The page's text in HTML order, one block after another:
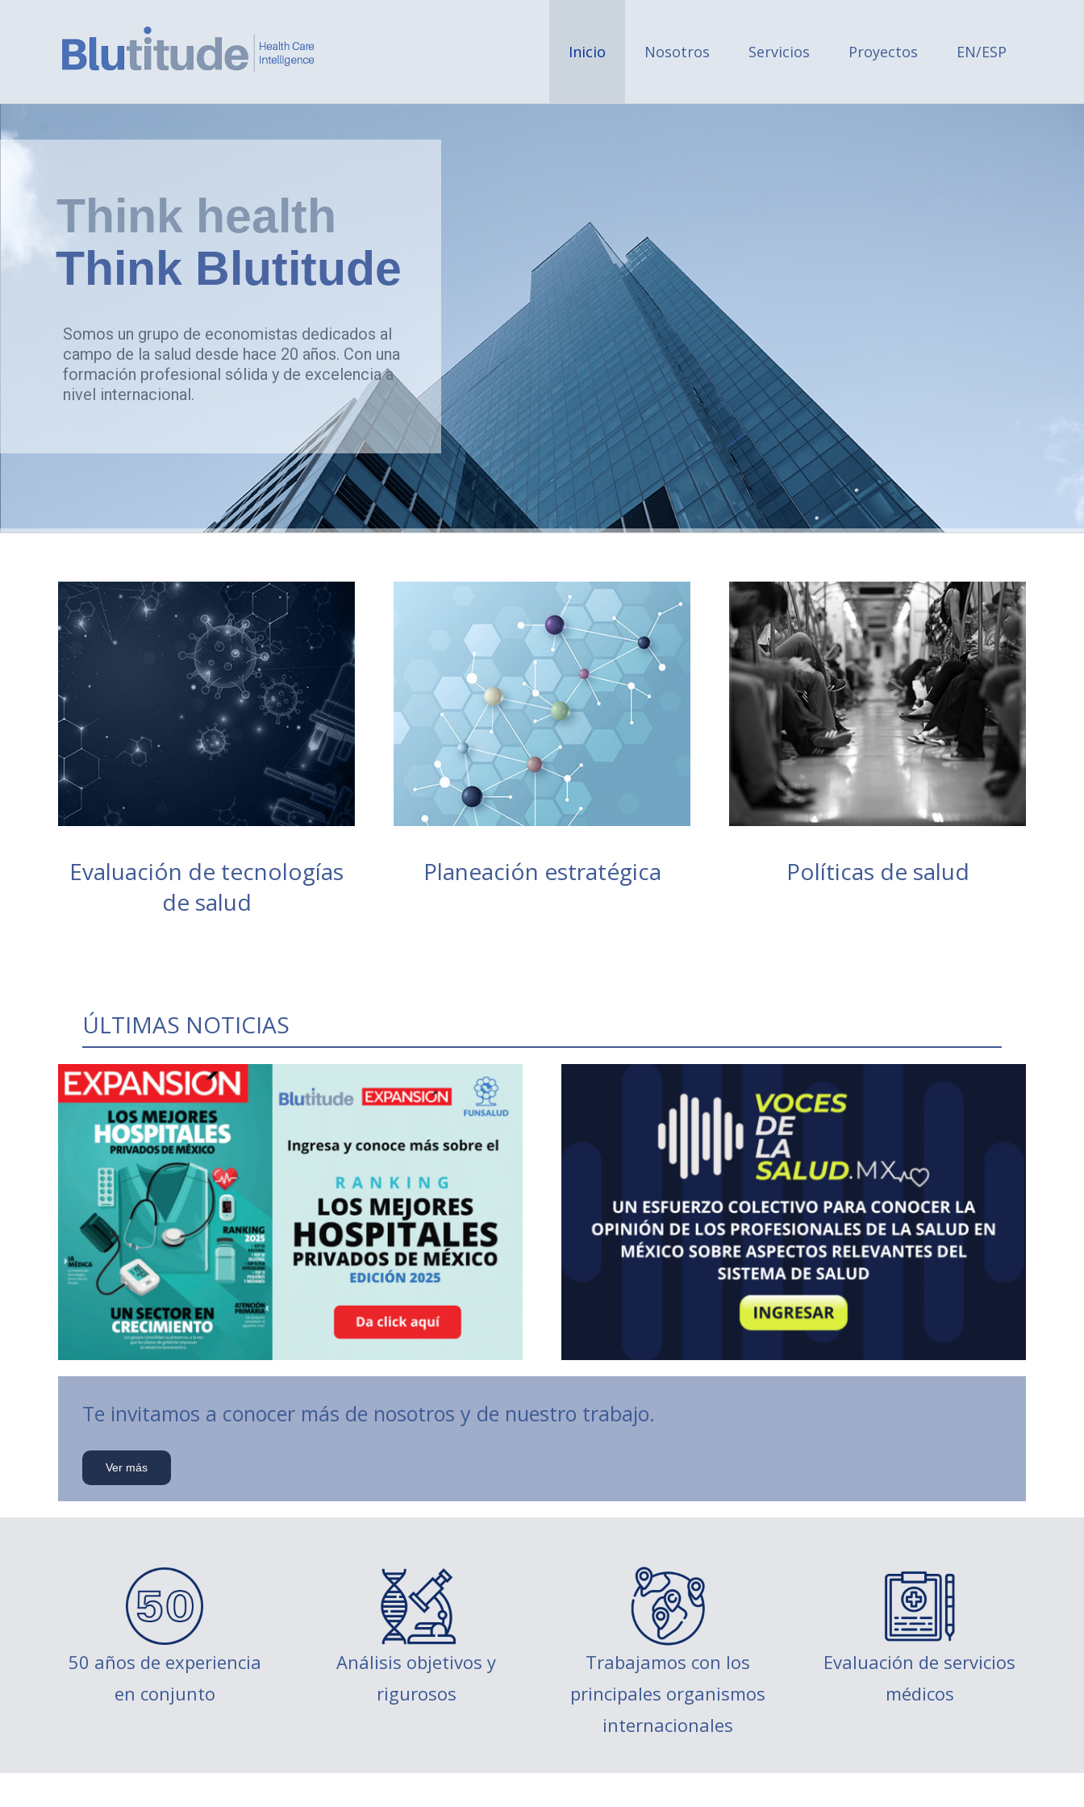
contenido
Inicio Nosotros Servicios Proyectos EN/ESP
Think health
Think Blutitude
Somos un grupo de economistas dedicados al
campo de la salud desde hace 20 años. Con una
formación profesional sólida y de excelencia a
nivel internacional.
Evaluación de tecnologías
de salud
Planeación estratégica Políticas de salud
ÚLTIMAS NOTICIAS
Te invitamos a conocer más de nosotros y de nuestro trabajo.
Ver más
50 años de experiencia
en conjunto
Análisis objetivos y
rigurosos
Trabajamos con los
principales organismos
internacionales
Evaluación de servicios
médicos